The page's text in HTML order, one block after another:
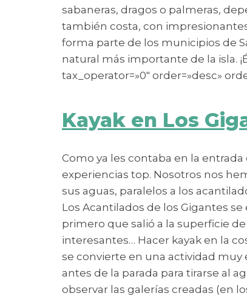
sabaneras, dragos o palmeras,
también costa, con
forma parte de los municipios de
natural más importante de la isla.
tax_operator=»0″ order=»desc»
Kayak en Los
Como ya les contaba en la
experiencias top. Nosotros nos
sus aguas, paralelos a los
Los Acantilados de los Gigantes
primero que salió a la superficie
interesantes… Hacer kayak en la
se convierte en una actividad muy
antes de la parada para tirarse al
observar las galerías creadas (en